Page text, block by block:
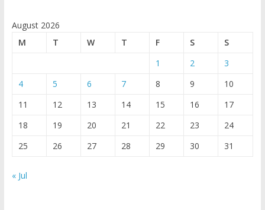
August 2026
M
T W T F S
S
1
2
3
4
5 6 7 8 9
10
11
12 13 14 15 16
17
18
19 20 21 22 23
24
25
26 27 28 29 30 31
« Jul